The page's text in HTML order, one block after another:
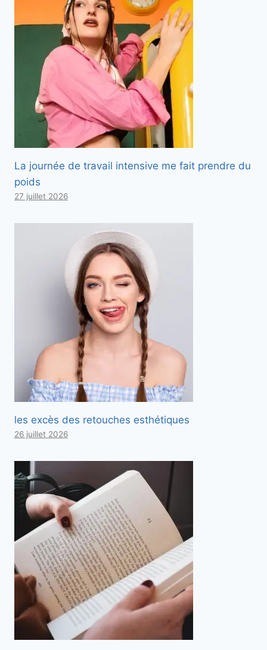
La journée de travail intensive me fait prendre du
poids
27 juillet 2026
les excès des retouches esthétiques
26 juillet 2026